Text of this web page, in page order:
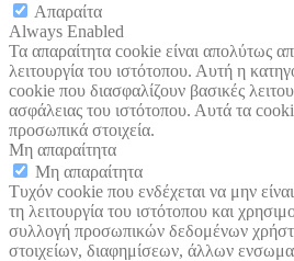
Απαραίτα
Always Enabled
Τα απαραίτητα cookie είναι απολύτως
λειτουργία του ιστότοπου. Αυτή η
cookie που διασφαλίζουν βασικές
ασφάλειας του ιστότοπου. Αυτά τα
προσωπικά στοιχεία.
Μη απαραίτητα
Μη απαραίτητα
Τυχόν cookie που ενδέχεται να μην είναι
τη λειτουργία του ιστότοπου και
συλλογή προσωπικών δεδομένων
στοιχείων, διαφημίσεων, άλλων